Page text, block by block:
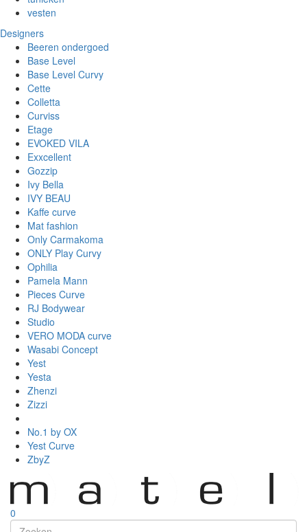
vesten
Designers
Beeren ondergoed
Base Level
Base Level Curvy
Cette
Colletta
Curviss
Etage
EVOKED VILA
Exxcellent
Gozzip
Ivy Bella
IVY BEAU
Kaffe curve
Mat fashion
Only Carmakoma
ONLY Play Curvy
Ophilia
Pamela Mann
Pieces Curve
RJ Bodywear
Studio
VERO MODA curve
Wasabi Concept
Yest
Yesta
Zhenzi
Zizzi
No.1 by OX
Yest Curve
ZbyZ
0